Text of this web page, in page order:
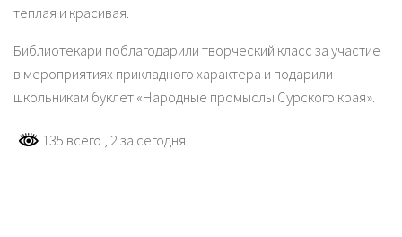
теплая и красивая.
Библиотекари поблагодарили творческий класс за участие
в мероприятиях прикладного характера и подарили
школьникам буклет «Народные промыслы Сурского края».
135 всего , 2 за сегодня